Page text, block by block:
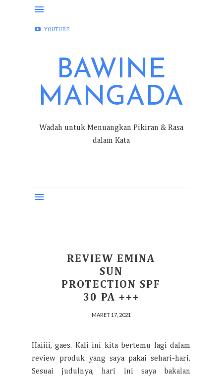
FACEBOOK
YOUTUBE
BAWINE
MANGADA
Wadah untuk Menuangkan Pikiran & Rasa
dalam Kata
REVIEW EMINA
SUN
PROTECTION SPF
30 PA +++
MARET 17, 2021
Haiiii, gaes. Kali ini kita bertemu lagi dalam
review produk yang saya pakai sehari-hari.
Sesuai judulnya, hari ini saya bakalan